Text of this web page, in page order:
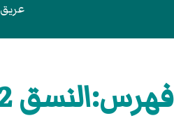
عريق
فهرس:النسق 2 (الكامبري)